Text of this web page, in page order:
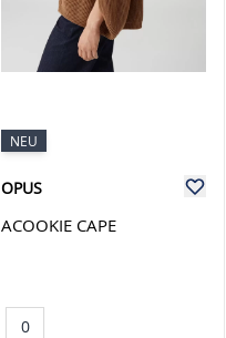
NEU
OPUS
ACOOKIE CAPE
0